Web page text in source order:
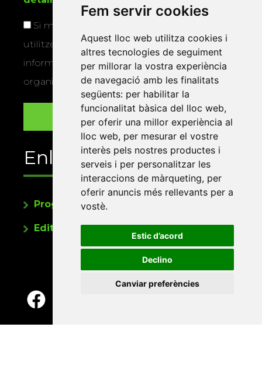
Fem servir cookies
Aquest lloc web utilitza cookies i
altres tecnologies de seguiment
per millorar la vostra experiència
de navegació amb les finalitats
següents: per habilitar la
funcionalitat bàsica del lloc web,
per oferir una millor experiència al
lloc web, per mesurar el vostre
interès pels nostres productes i
serveis i per personalitzar les
interaccions de màrqueting, per
oferir anuncis més rellevants per a
vostè.
Estic d’acord
Declino
Canviar preferències
Si marqueu aquesta casella, consentiu que
utilitzem les vostres dades per a enviar-vos
informació sobre els actes i activitats que
organitza la Xarxa Vives.
Enllaços
Programa de publicacions
Editorials universitàries a Twitter